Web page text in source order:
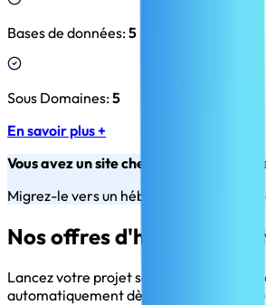
Bases de données:5
Sous Domaines:5
En savoir plus +
Vous avez un site chez un autre
Migrez-le vers un hébergement plus
Nos offres
Lancez votre projet sans plus attendre,
automatiquement dès que le paiement